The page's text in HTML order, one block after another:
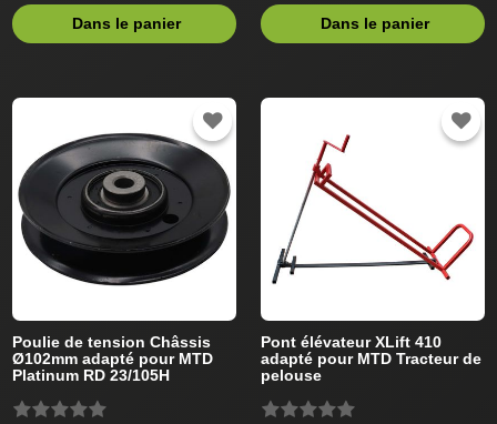
Dans le panier Dans le panier
Poulie de tension Châssis
Ø102mm adapté pour MTD
Platinum RD 23/105H
de pelouse
Pont élévateur XLift 410
adapté pour MTD Tracteur de
pelouse